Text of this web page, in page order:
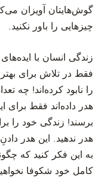
گوش‌هایتان آویزان
چیزهایی را باور نکنید.
‫زندگی انسان با
فقط در تلاش برای
را نابود کرده‌اند! چه
هدر داده‌اند فقط برای
برسند! زندگی خود را
هدر ندهید. این هدر
به این فکر کنید که
کامل خود شکوفا